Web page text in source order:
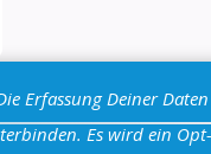
Erfassung Deiner
Es wird ein